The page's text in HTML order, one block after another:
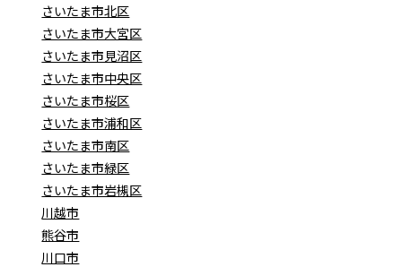
さいたま市北区
さいたま市大宮区
さいたま市見沼区
さいたま市中央区
さいたま市桜区
さいたま市浦和区
さいたま市南区
さいたま市緑区
さいたま市岩槻区
川越市
熊谷市
川口市